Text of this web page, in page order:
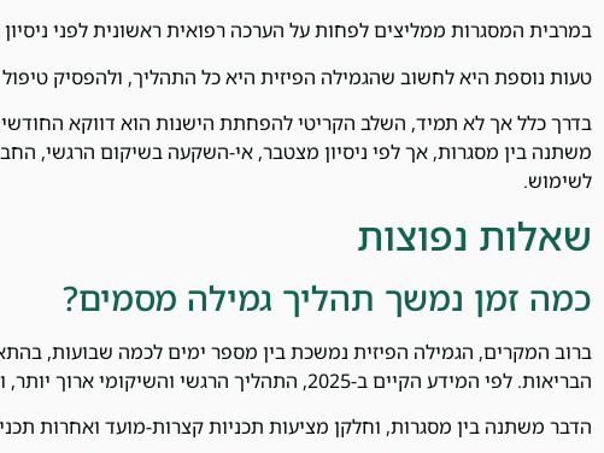
במרבית המסגרות ממליצים לפחות על הערכה רפואית ראשונית לפני ניסיון
טעות נוספת היא לחשוב שהגמילה הפיזית היא כל התהליך, ולהפסיק
בדרך כלל אך לא תמיד, השלב הקריטי להפחתת הישנות הוא דווקא
משתנה בין מסגרות, אך לפי ניסיון מצטבר, אי-השקעה בשיקום הרגשי,
לשימוש.
שאלות נפוצות
כמה זמן נמשך תהליך גמילה מסמים?
ברוב המקרים, הגמילה הפיזית נמשכת בין מספר ימים לכמה שבועות,
הבריאות. לפי המידע הקיים ב-2025, התהליך הרגשי והשיקומי ארוך יותר, ולעיתים נמשך חודשים ואף שנים.
הדבר משתנה בין מסגרות, וחלקן מציעות תכניות קצרות-מועד ואחרות